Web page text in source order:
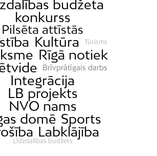
budžeta
konkurss
Pilsēta attīstās
Kultūra Tūrisms
Rīgā notiek
Brīvprātīgais darbs
Integrācija
LB projekts
NVO nams
domē Sports
Labklājība
Līdzdalības budžets